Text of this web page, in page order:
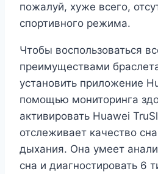
пожалуй, хуже всего,
спортивного режима.
Чтобы воспользоваться
преимуществами
установить приложение
помощью мониторинга
активировать Huawei
отслеживает качество
дыхания. Она умеет
сна и диагностировать 6